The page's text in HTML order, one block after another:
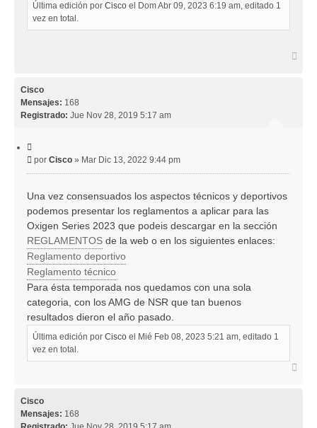
Última edición por Cisco el Dom Abr 09, 2023 6:19 am, editado 1
vez en total.
Cisco
Mensajes: 168
Registrado: Jue Nov 28, 2019 5:17 am
a
M
e
s
a
j
e
por Cisco » Mar Dic 13, 2022 9:44 pm
Una vez consensuados los aspectos técnicos y deportivos
podemos presentar los reglamentos a aplicar para las
Oxigen Series 2023 que podeis descargar en la sección
REGLAMENTOS de la web o en los siguientes enlaces:
Reglamento deportivo
Reglamento técnico
Para ésta temporada nos quedamos con una sola
categoria, con los AMG de NSR que tan buenos
resultados dieron el año pasado.
Última edición por Cisco el Mié Feb 08, 2023 5:21 am, editado 1
vez en total.
Cisco
Mensajes: 168